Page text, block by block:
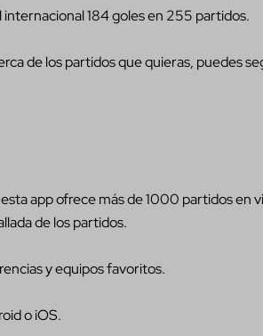
184 goles en 255 partidos.
de los partidos que quieras, puedes
app ofrece más de 1000 partidos en
de los partidos.
y equipos favoritos.
o iOS.